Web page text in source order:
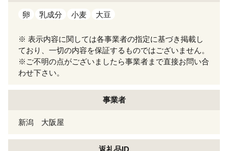
卵 乳成分 小麦 大豆
※ 表示内容に関しては各事業者の指定に基づき掲載し
ており、一切の内容を保証するものではございません。
※ご不明の点がございましたら事業者まで直接お問い合
わせ下さい。
事業者
新潟 大阪屋
返礼品ID